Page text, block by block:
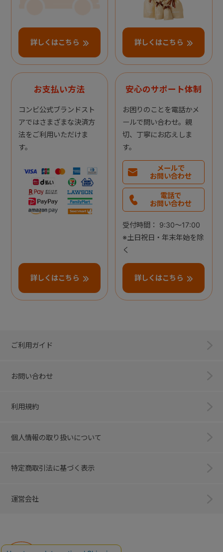
詳しくはこちら 詳しくはこちら
お支払い方法
コンビ公式ブランドスト
アではさまざまな決済方
法をご利用いただけま
す。
詳しくはこちら
安心のサポート体制
お困りのことを電話かメ
ールで問い合わせ。親
切、丁寧にお応えしま
す。
メールで
お問い合わせ
電話で
お問い合わせ
受付時間： 9:30～17:00
※土日祝日・年末年始を除
く
詳しくはこちら
ご利用ガイド
お問い合わせ
利用規約
個人情報の取り扱いについて
特定商取引法に基づく表示
運営会社